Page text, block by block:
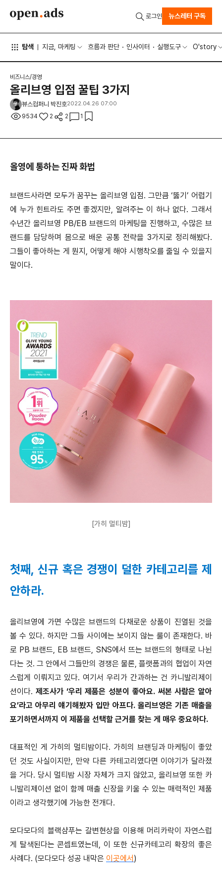
탐색 지금, 마케팅 흐름과 판단 인사이터 실행도구 O'story
로그인 뉴스레터 구독
비즈니스/경영
올리브영 입점 꿀팁 3가지
뷰스컴퍼니 박진호2022.04.26 07:00
9534 2 2 1
올영에 통하는 진짜 화법
브랜드사라면 모두가 꿈꾸는 올리브영 입점. 그만큼 ‘뚫기’ 어렵기
에 누가 힌트라도 주면 좋겠지만, 알려주는 이 하나 없다. 그래서
수년간 올리브영 PB/EB 브랜드의 마케팅을 진행하고, 수많은 브
랜드를 담당하며 몸으로 배운 공통 전략을 3가지로 정리해봤다.
그들이 좋아하는 게 뭔지, 어떻게 해야 시행착오를 줄일 수 있을지
말이다.
[가히 멀티밤]
첫째, 신규 혹은 경쟁이 덜한 카테고리를 제
안하라.
올리브영에 가면 수많은 브랜드의 다채로운 상품이 진열된 것을
볼 수 있다. 하지만 그들 사이에는 보이지 않는 룰이 존재한다. 바
로 PB 브랜드, EB 브랜드, SNS에서 뜨는 브랜드의 형태로 나뉜
다는 것. 그 안에서 그들만의 경쟁은 물론, 플랫폼과의 협업이 자연
스럽게 이뤄지고 있다. 여기서 우리가 간과하는 건 카니발리제이
션이다. 제조사가 ‘우리 제품은 성분이 좋아요. 써본 사람은 알아
요’라고 아무리 얘기해봤자 입만 아프다. 올리브영은 기존 매출을
포기하면서까지 이 제품을 선택할 근거를 찾는 게 매우 중요하다.
대표적인 게 가히의 멀티밤이다. 가히의 브랜딩과 마케팅이 좋았
던 것도 사실이지만, 만약 다른 카테고리였다면 이야기가 달라졌
을 거다. 당시 멀티밤 시장 자체가 크지 않았고, 올리브영 또한 카
니발리제이션 없이 함께 매출 신장을 키울 수 있는 매력적인 제품
이라고 생각했기에 가능한 전개다.
모다모다의 블랙샴푸는 갈변현상을 이용해 머리카락이 자연스럽
게 탈색된다는 콘셉트였는데, 이 또한 신규카테고리 확장의 좋은
사례다. (모다모다 성공 내막은 이곳에서 )